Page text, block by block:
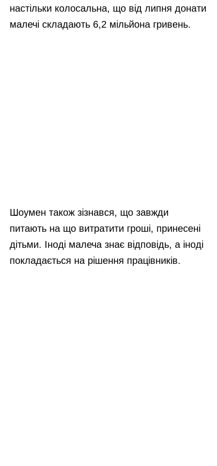
настільки колосальна, що від липня донати
малечі складають 6,2 мільйона гривень.
Шоумен також зізнався, що завжди
питають на що витратити гроші, принесені
дітьми. Іноді малеча знає відповідь, а іноді
покладається на рішення працівників.